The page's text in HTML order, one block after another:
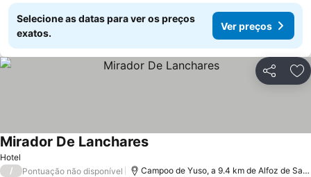
Selecione as datas para ver os preços
exatos.
Ver preços
Partilhar
Hotel
Mirador De Lanchares
/ Pontuação não disponível Campoo de Yuso, a 9.4 km de Alfoz de Santa Gadea